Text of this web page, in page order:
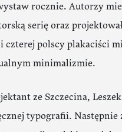
rocznie. Autorzy
serię oraz
polscy plakaciści
minimalizmie.
ze Szczecina,
typografii.